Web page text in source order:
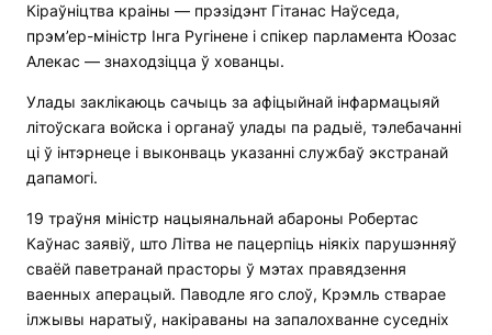
Кіраўніцтва краіны — прэзідэнт Гітанас Наўседа,
прэм’ер-міністр Інга Ругінене і спікер парламента Юозас
Алекас — знаходзіцца ў хованцы.
Улады заклікаюць сачыць за афіцыйнай інфармацыяй
літоўскага войска і органаў улады па радыё, тэлебачанні
ці ў інтэрнеце і выконваць указанні службаў экстранай
дапамогі.
19 траўня міністр нацыянальнай абароны Робертас
Каўнас заявіў, што Літва не пацерпіць ніякіх парушэнняў
сваёй паветранай прасторы ў мэтах правядзення
ваенных аперацый. Паводле яго слоў, Крэмль стварае
ілжывы наратыў, накіраваны на запалохванне суседніх